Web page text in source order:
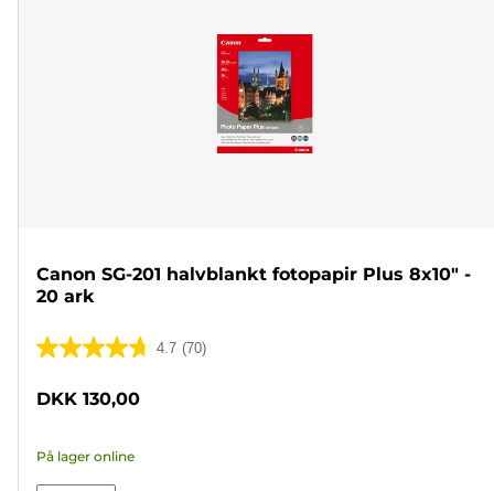
Canon SG-201 halvblankt fotopapir Plus 8x10" -
20 ark
4.7 (70)
4.7
af
stjerner.
DKK 130,00
På lager online